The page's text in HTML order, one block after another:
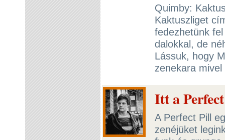
Quimby:
Kaktuszliget
fedezhetünk
dalokkal, de
Lássuk, hogy
zenekara
Itt a
A Perfect Pill
zenéjüket